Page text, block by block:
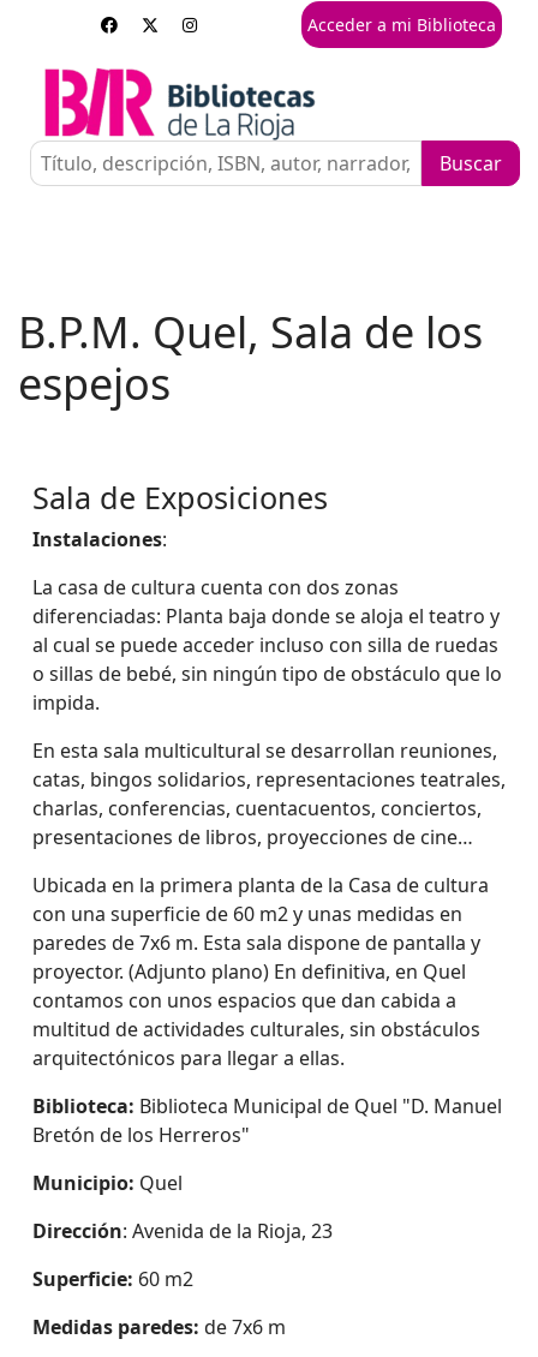
Acceder a mi Biblioteca
B.P.M. Quel, Sala de los
espejos
Sala de Exposiciones
Instalaciones:
La casa de cultura cuenta con dos zonas
diferenciadas: Planta baja donde se aloja el teatro y
al cual se puede acceder incluso con silla de ruedas
o sillas de bebé, sin ningún tipo de obstáculo que lo
impida.
En esta sala multicultural se desarrollan reuniones,
catas, bingos solidarios, representaciones teatrales,
charlas, conferencias, cuentacuentos, conciertos,
presentaciones de libros, proyecciones de cine…
Ubicada en la primera planta de la Casa de cultura
con una superficie de 60 m2 y unas medidas en
paredes de 7x6 m. Esta sala dispone de pantalla y
proyector. (Adjunto plano) En definitiva, en Quel
contamos con unos espacios que dan cabida a
multitud de actividades culturales, sin obstáculos
arquitectónicos para llegar a ellas.
Biblioteca: Biblioteca Municipal de Quel "D. Manuel
Bretón de los Herreros"
Municipio: Quel
Dirección: Avenida de la Rioja, 23
Superficie: 60 m2
Medidas paredes: de 7x6 m